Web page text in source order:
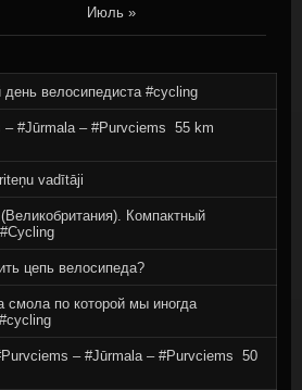
Июль »
велосипедиста #cycling
– #Jūrmala – #Purvciems ‍ 55 km
vadītāji
Компактный
цепь велосипеда?
смола по которой мы иногда
– #Jūrmala – #Purvciems ‍ 50